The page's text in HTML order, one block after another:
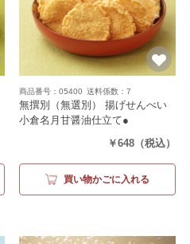
商品番号：05400 送料係数：7
無撰別（無選別） 揚げせんべい
小倉名月甘醤油仕立て●
￥648 （税込）
買い物かごに入れる